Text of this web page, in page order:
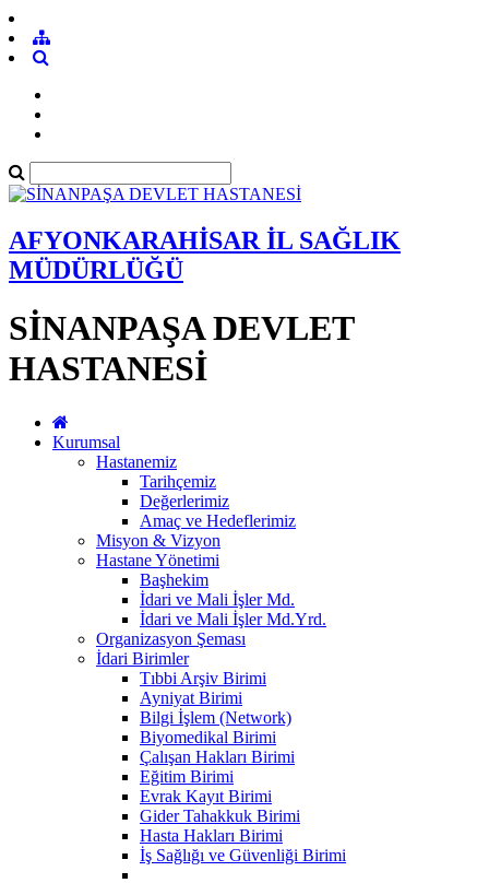
AFYONKARAHİSAR İL SAĞLIK
MÜDÜRLÜĞÜ
SİNANPAŞA DEVLET
HASTANESİ
Kurumsal
Hastanemiz
Tarihçemiz
Değerlerimiz
Amaç ve Hedeflerimiz
Misyon & Vizyon
Hastane Yönetimi
Başhekim
İdari ve Mali İşler Md.
İdari ve Mali İşler Md.Yrd.
Organizasyon Şeması
İdari Birimler
Tıbbi Arşiv Birimi
Ayniyat Birimi
Bilgi İşlem (Network)
Biyomedikal Birimi
Çalışan Hakları Birimi
Eğitim Birimi
Evrak Kayıt Birimi
Gider Tahakkuk Birimi
Hasta Hakları Birimi
İş Sağlığı ve Güvenliği Birimi